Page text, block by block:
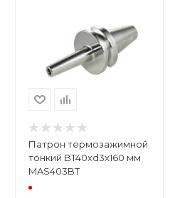
Патрон термозажимной
тонкий BT40xd3x160 мм
MAS403BT